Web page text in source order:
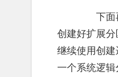
下面再
创建好扩展
继续使用创
一个系统逻